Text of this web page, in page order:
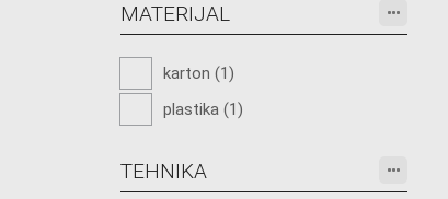
MATERIJAL
karton (1)
plastika (1)
TEHNIKA